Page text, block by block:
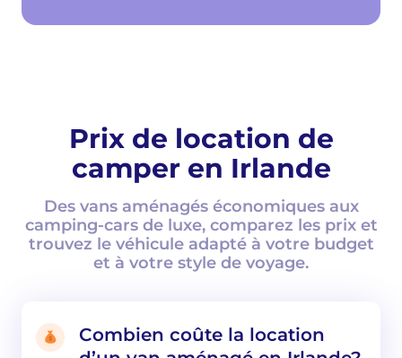
Prix de location de
camper en Irlande
Des vans aménagés économiques aux
camping-cars de luxe, comparez les prix et
trouvez le véhicule adapté à votre budget
et à votre style de voyage.
Combien coûte la location